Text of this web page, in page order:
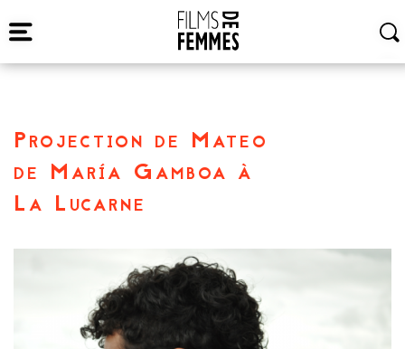
Projection de Mateo
de María Gamboa à
La Lucarne